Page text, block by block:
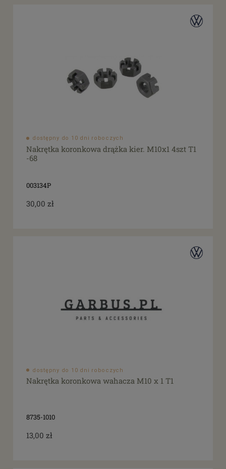
dostępny do 10 dni roboczych
Nakrętka koronkowa drążka kier. M10x1 4szt T1
-68
003134P
30,00 zł
dostępny do 10 dni roboczych
Nakrętka koronkowa wahacza M10 x 1 T1
8735-1010
13,00 zł